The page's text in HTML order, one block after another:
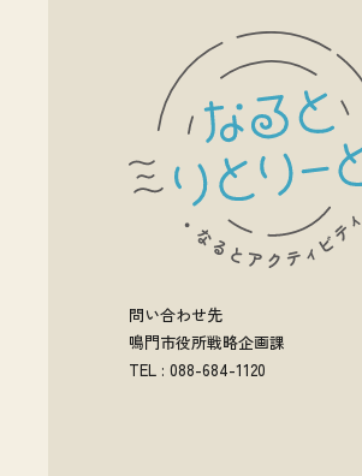
問い合わせ先
鳴門市役所戦略企画課
TEL : 088-684-1120